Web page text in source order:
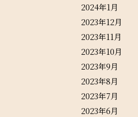
2024年1月
2023年12月
2023年11月
2023年10月
2023年9月
2023年8月
2023年7月
2023年6月